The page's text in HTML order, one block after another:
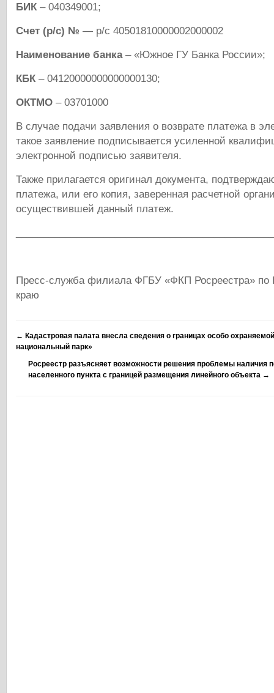
БИК – 040349001;
Счет (р/с) № — р/с 40501810000002000002
Наименование банка – «Южное ГУ Банка России»;
КБК – 04120000000000000130;
ОКТМО – 03701000
В случае подачи заявления о возврате платежа в
такое заявление подписывается усиленной
электронной подписью заявителя.
Также прилагается оригинал документа,
платежа, или его копия, заверенная расчетной
осуществившей данный платеж.
Пресс-служба филиала ФГБУ «ФКП Росреестра» по
краю
← Кадастровая палата внесла сведения о границах особо
национальный парк»
Росреестр разъясняет возможности решения проблемы наличия
населенного пункта с границей размещения линейного объекта →